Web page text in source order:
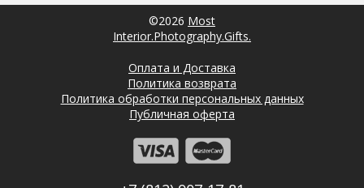
©2026 Most
Interior.Photography.Gifts.
Оплата и Доставка
Политика возврата
Политика обработки персональных данных
Публичная оферта